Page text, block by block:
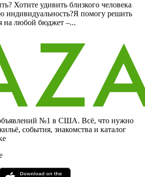
Хотите удивить близкого человека
индивидуальность?Я помогу решить
на любой бюджет –...
№1 в США. Всё, что нужно
события, знакомства и каталог